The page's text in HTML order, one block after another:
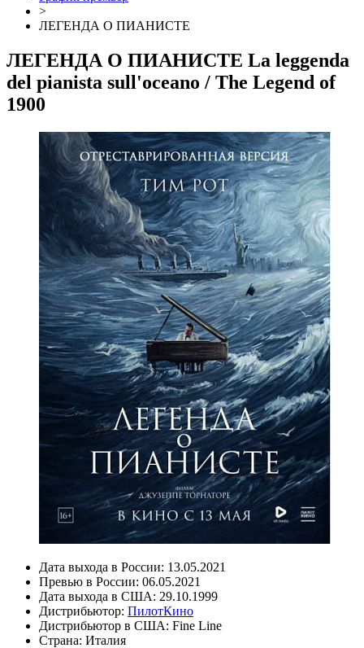
>
ЛЕГЕНДА О ПИАНИСТЕ
ЛЕГЕНДА О ПИАНИСТЕ La leggenda
del pianista sull'oceano / The Legend of
1900
Дата выхода в России: 13.05.2021
Превью в России: 06.05.2021
Дата выхода в США: 29.10.1999
Дистрибьютор: ПилотКино
Дистрибьютор в США: Fine Line
Страна: Италия